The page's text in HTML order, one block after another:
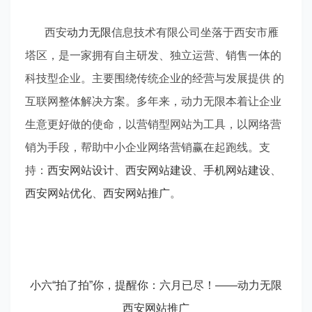
西安动力无限信息技术有限公司坐落于西安市雁
塔区，是一家拥有自主研发、独立运营、销售一体的
科技型企业。主要围绕传统企业的经营与发展提供 的
互联网整体解决方案。多年来，动力无限本着让企业
生意更好做的使命，以营销型网站为工具，以网络营
销为手段，帮助中小企业网络营销赢在起跑线。支
持： 西安网站设计、 西安网站建设 手机网站建设
西安网站优化、 西安网站推广。
小六“拍了拍”你，提醒你：六月已尽！——动力无限
西安网站推广